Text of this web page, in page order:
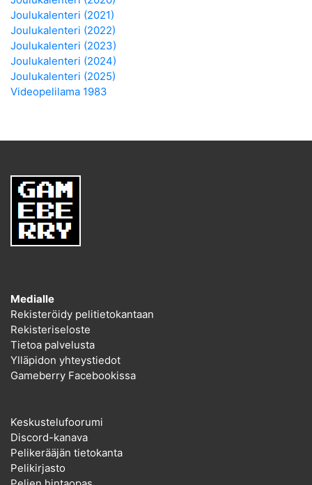
Joulukalenteri (2021)
Joulukalenteri (2022)
Joulukalenteri (2023)
Joulukalenteri (2024)
Joulukalenteri (2025)
Videopelilama 1983
Medialle
Rekisteröidy pelitietokantaan
Rekisteriseloste
Tietoa palvelusta
Ylläpidon yhteystiedot
Gameberry Facebookissa
Keskustelufoorumi
Discord-kanava
Pelikerääjän tietokanta
Pelikirjasto